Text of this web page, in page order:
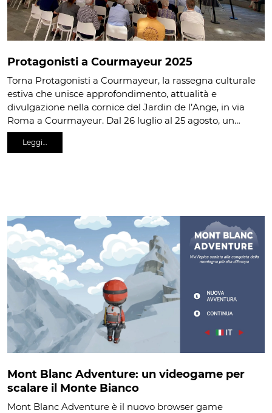
Protagonisti a Courmayeur 2025
Torna Protagonisti a Courmayeur, la rassegna culturale
estiva che unisce approfondimento, attualità e
divulgazione nella cornice del Jardin de l’Ange, in via
Roma a Courmayeur. Dal 26 luglio al 25 agosto, un…
Leggi…
Mont Blanc Adventure: un videogame per
scalare il Monte Bianco
Mont Blanc Adventure è il nuovo browser game